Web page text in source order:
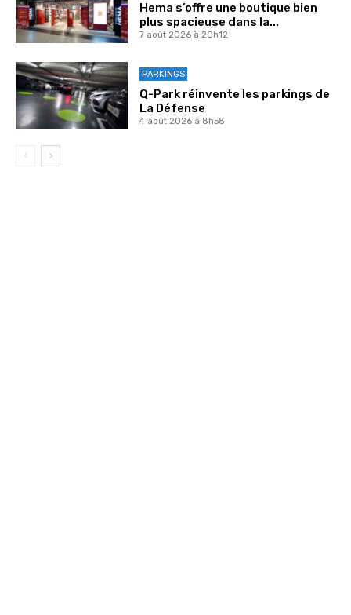
Hema s’offre une boutique bien
plus spacieuse dans la...
7 août 2026 à 20h12
PARKINGS
Q-Park réinvente les parkings de
La Défense
4 août 2026 à 8h58